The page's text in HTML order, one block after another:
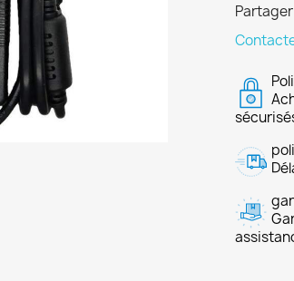
Partager